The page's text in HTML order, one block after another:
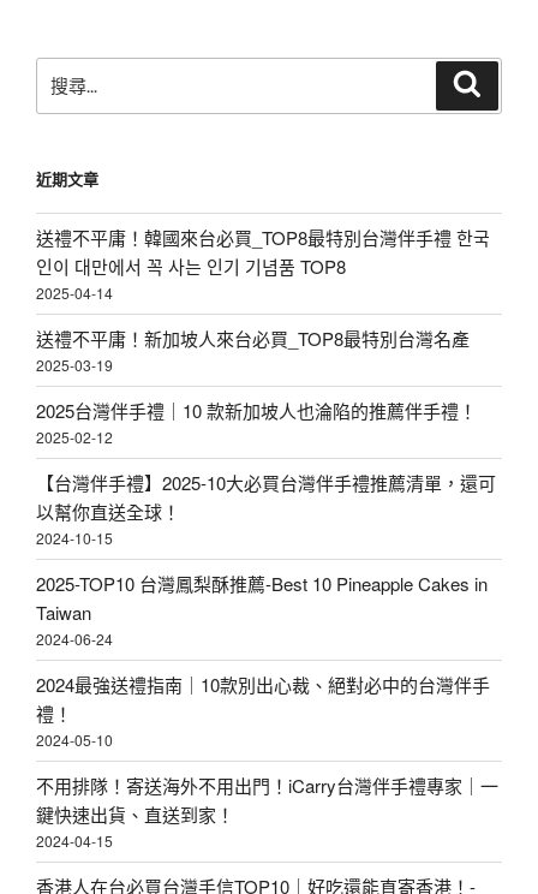
尋
字:
近期文章
送禮不平庸！韓國來台必買_TOP8最特別台灣伴手禮 한국
인이 대만에서 꼭 사는 인기 기념품 TOP8
2025-04-14
送禮不平庸！新加坡人來台必買_TOP8最特別台灣名產
2025-03-19
2025台灣伴手禮｜10 款新加坡人也淪陷的推薦伴手禮！
2025-02-12
【台灣伴手禮】2025-10大必買台灣伴手禮推薦清單，還可
以幫你直送全球！
2024-10-15
2025-TOP10 台灣鳳梨酥推薦-Best 10 Pineapple Cakes in
Taiwan
2024-06-24
2024最強送禮指南｜10款別出心裁、絕對必中的台灣伴手
禮！
2024-05-10
不用排隊！寄送海外不用出門！iCarry台灣伴手禮專家｜一
鍵快速出貨、直送到家！
2024-04-15
香港人在台必買台灣手信TOP10｜好吃還能直寄香港！-